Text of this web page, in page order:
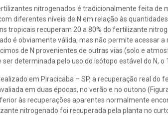
nitrogenados é tradicionalmente feita de
diferentes níveis de N em relação às
tropicais recuperam 20 a 80% do fertilizante
é obviamente válida, mas não permite acessar
de N provenientes de outras vias (solo e
determinada pelo uso do isótopo estável do N, o
em Piracicaba – SP, a recuperação real
em duas épocas, no verão e no outono
às recuperações aparentes normalmente
nitrogenado foi recuperada pela planta no